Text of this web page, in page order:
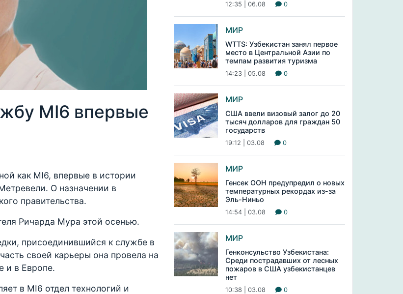
MI6 впервые
как MI6, впервые в истории
О назначении в
правительства.
Ричарда Мура этой осенью.
присоединившийся к службе в
своей карьеры она провела на
и в Европе.
в MI6 отдел технологий и
12:35 | 06.08 0
МИР
WTTS: Узбекистан занял первое
место в Центральной Азии по
темпам развития туризма
14:23 | 05.08 0
МИР
США ввели визовый залог до 20
тысяч долларов для граждан 50
государств
19:12 | 03.08 0
МИР
Генсек ООН предупредил о новых
температурных рекордах из-за
Эль-Ниньо
14:54 | 03.08 0
МИР
Генконсульство Узбекистана:
Среди пострадавших от лесных
пожаров в США узбекистанцев
нет
10:38 | 03.08 0